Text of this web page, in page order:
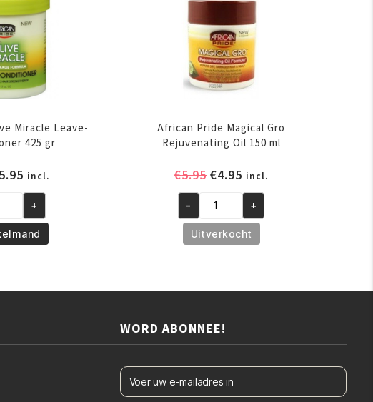
Miracle Leave-
425 gr
5.95Huidige
prijs
is:
€5.95.
incl.
+
African Pride Magical Gro
Rejuvenating Oil 150 ml
€5.95 Oorspronkelijke
was:
€5.95.
€4.95 Huidige
prijs
is:
€4.95.
incl.
African
Pride
Magical
ml
aantal
- +
Uitverkocht
WORD ABONNEE!